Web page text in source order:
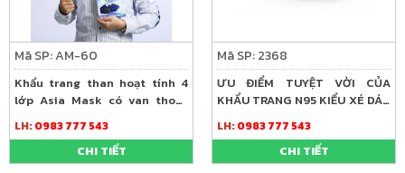
Mã SP: AM-60
Khẩu trang than hoạt tính 4
lớp Asia Mask có van thoát
LH:0983 777 543
CHI TIẾT
Mã SP: 2368
ƯU ĐIỂM TUYỆT VỜI CỦA
KHẨU TRANG N95 KIỂU XÉ DÁN
LH:0983 777 543
CHI TIẾT